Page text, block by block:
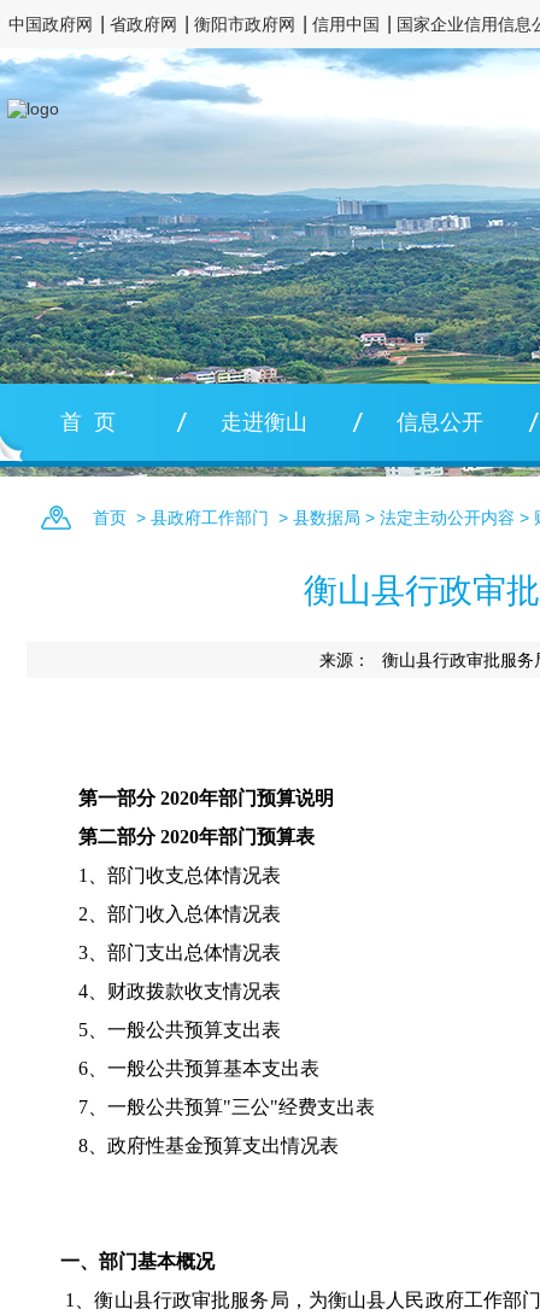
中国政府网 省政府网 衡阳市政府网 信用中国 国家企业信用信息
首 页 走进衡山 信息公开
首页 > 县政府工作部门 > 县数据局 > 法定主动公开内容 >
衡山县行政审
来源： 衡山县行政审批服务
第一部分 2020年部门预算说明
第二部分 2020年部门预算表
1、部门收支总体情况表
2、部门收入总体情况表
3、部门支出总体情况表
4、财政拨款收支情况表
5、一般公共预算支出表
6、一般公共预算基本支出表
7、一般公共预算"三公"经费支出表
8、政府性基金预算支出情况表
一、部门基本概况
1、衡山县行政审批服务局 ， 为衡山县人民政府工作部